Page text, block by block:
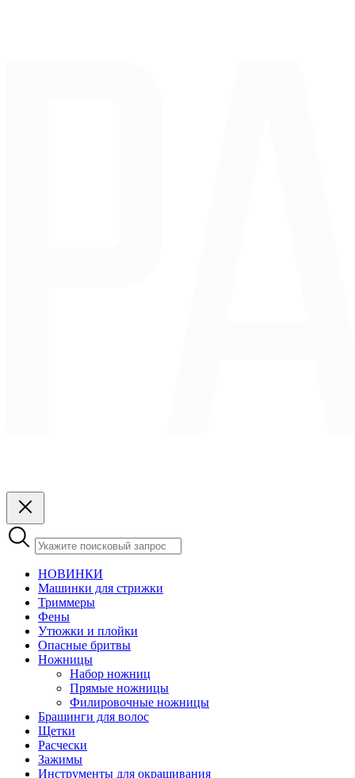
НОВИНКИ
Машинки для стрижки
Триммеры
Фены
Утюжки и плойки
Опасные бритвы
Ножницы
Набор ножниц
Прямые ножницы
Филировочные ножницы
Брашинги для волос
Щетки
Расчески
Зажимы
Инструменты для окрашивания